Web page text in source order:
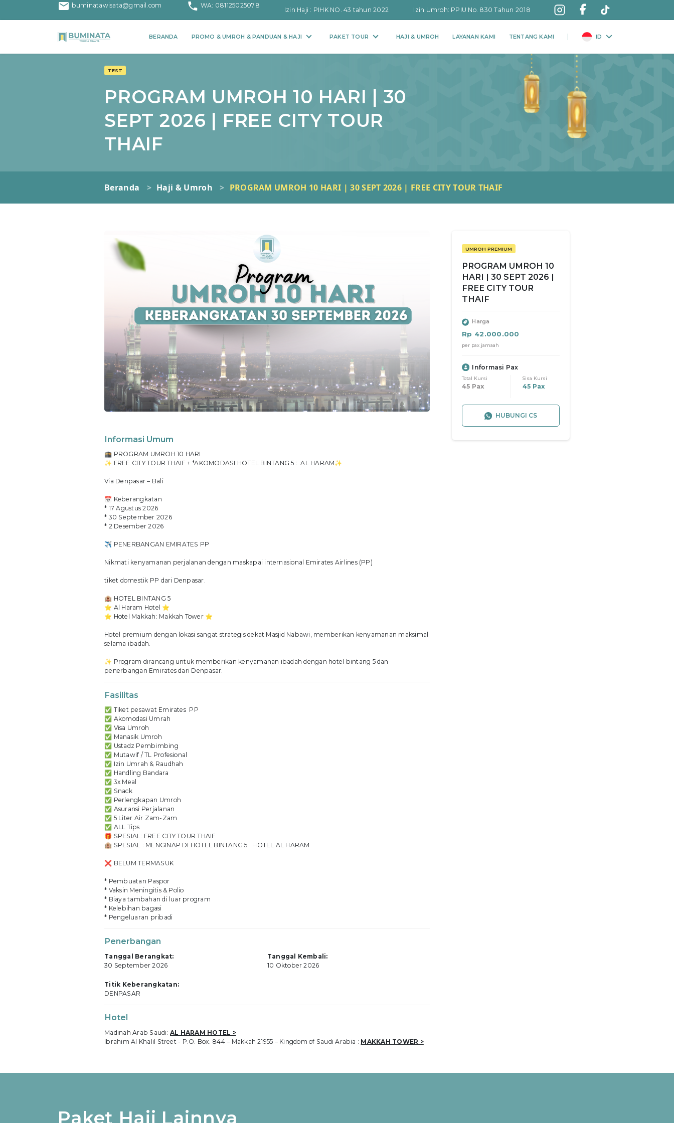
buminatawisata@gmail.com WA: 081125025078
Izin Haji : PIHK NO. 43 tahun 2022 Izin Umroh: PPIU No. 830 Tahun 2018
BERANDA PROMO & UMROH & PANDUAN & HAJI PAKET TOUR HAJI & UMROH LAYANAN KAMI TENTANG KAMI ID
TEST
PROGRAM UMROH 10 HARI | 30
SEPT 2026 | FREE CITY TOUR
THAIF
Beranda Haji & Umroh PROGRAM UMROH 10 HARI | 30 SEPT 2026 | FREE CITY TOUR THAIF
Informasi Umum
🕋 PROGRAM UMROH 10 HARI
✨ FREE CITY TOUR THAIF + *AKOMODASI HOTEL BINTANG 5 : AL HARAM✨
Via Denpasar – Bali
📅 Keberangkatan
* 17 Agustus 2026
* 30 September 2026
* 2 Desember 2026
✈️ PENERBANGAN EMIRATES PP
Nikmati kenyamanan perjalanan dengan maskapai internasional Emirates Airlines (PP)
tiket domestik PP dari Denpasar.
🏨 HOTEL BINTANG 5
⭐ Al Haram Hotel ⭐
⭐ Hotel Makkah: Makkah Tower ⭐
Hotel premium dengan lokasi sangat strategis dekat Masjid Nabawi, memberikan kenyamanan maksimal
selama ibadah.
✨ Program dirancang untuk memberikan kenyamanan ibadah dengan hotel bintang 5 dan
penerbangan Emirates dari Denpasar.
Fasilitas
✅ Tiket pesawat Emirates PP
✅ Akomodasi Umrah
✅ Visa Umroh
✅ Manasik Umroh
✅ Ustadz Pembimbing
✅ Mutawif / TL Profesional
✅ Izin Umrah & Raudhah
✅ Handling Bandara
✅ 3x Meal
✅ Snack
✅ Perlengkapan Umroh
✅ Asuransi Perjalanan
✅ 5 Liter Air Zam-Zam
✅ ALL Tips
🎁 SPESIAL: FREE CITY TOUR THAIF
🏨 SPESIAL : MENGINAP DI HOTEL BINTANG 5 : HOTEL AL HARAM
❌ BELUM TERMASUK
* Pembuatan Paspor
* Vaksin Meningitis & Polio
* Biaya tambahan di luar program
* Kelebihan bagasi
* Pengeluaran pribadi
Penerbangan
Tanggal Berangkat:
30 September 2026
Tanggal Kembali:
10 Oktober 2026
Titik Keberangkatan:
DENPASAR
Hotel
Madinah Arab Saudi: AL HARAM HOTEL >
Ibrahim Al Khalil Street - P.O. Box. 844 – Makkah 21955 – Kingdom of Saudi Arabia : MAKKAH TOWER >
UMROH PREMIUM
PROGRAM UMROH 10
HARI | 30 SEPT 2026 |
FREE CITY TOUR
THAIF
Harga
Rp 42.000.000
per pax jamaah
Informasi Pax
Total Kursi
45 Pax
Sisa Kursi
45 Pax
HUBUNGI CS
Paket Haji Lainnya